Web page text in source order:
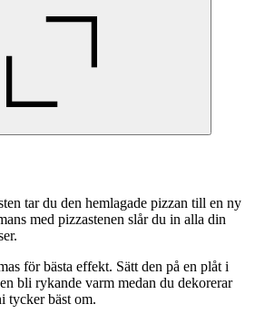
tar du den hemlagade pizzan till en ny
med pizzastenen slår du in alla din
för bästa effekt. Sätt den på en plåt i
bli rykande varm medan du dekorerar
tycker bäst om.